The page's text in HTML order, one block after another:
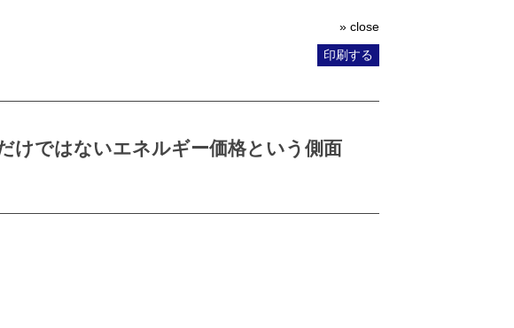
» close
印刷する
けではないエネルギー価格という側面